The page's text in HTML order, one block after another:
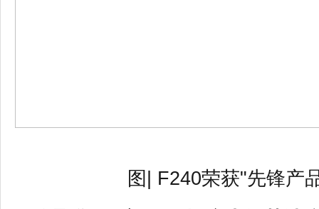
图
| F240荣获"先锋产